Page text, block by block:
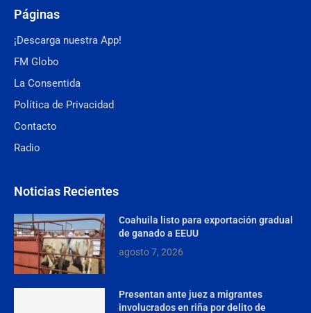
Páginas
¡Descarga nuestra App!
FM Globo
La Consentida
Política de Privacidad
Contacto
Radio
Noticias Recientes
Coahuila listo para exportación gradual
de ganado a EEUU
agosto 7, 2026
Presentan ante juez a migrantes
involucrados en riña por delito de